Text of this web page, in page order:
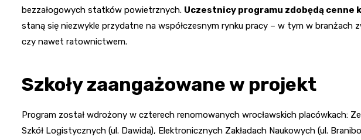
bezzałogowych statków powietrznych. Uczestnicy programu zdobędą
staną się niezwykle przydatne na współczesnym rynku pracy – w tym w branżach
czy nawet ratownictwem.
Szkoły zaangażowane w projekt
Program został wdrożony w czterech renomowanych wrocławskich placówkach:
Szkół Logistycznych (ul. Dawida), Elektronicznych Zakładach Naukowych (ul.